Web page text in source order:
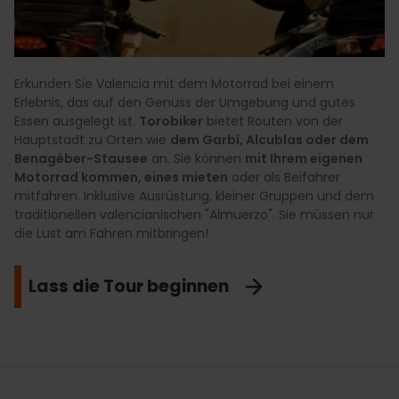
Erkunden Sie Valencia mit dem Motorrad bei einem
Erlebnis, das auf den Genuss der Umgebung und gutes
Essen ausgelegt ist. Torobiker bietet Routen von der
Hauptstadt zu Orten wie dem Garbí, Alcublas oder dem
Benagéber-Stausee an. Sie können mit Ihrem eigenen
Motorrad kommen, eines mieten oder als Beifahrer
mitfahren. Inklusive Ausrüstung, kleiner Gruppen und dem
traditionellen valencianischen "Almuerzo". Sie müssen nur
die Lust am Fahren mitbringen!
Lass die Tour beginnen